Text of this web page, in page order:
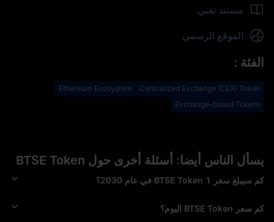
مستند تقني
الموقع الرسمي
الفئة :
Centralized Exchange (CEX) Token
Ethereum Ecosystem
Exchange-based Tokens
يسأل الناس أيضا: أسئلة أخرى حول BTSE Token
كم سيبلغ سعر 1 BTSE Token في عام 2030؟
كم سعر BTSE Token اليوم؟